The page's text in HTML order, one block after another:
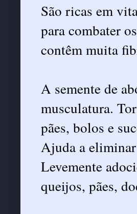
São ricas em
para combater
contêm muita
A semente de
musculatura.
pães, bolos e
Ajuda a eliminar
Levemente
queijos, pães,